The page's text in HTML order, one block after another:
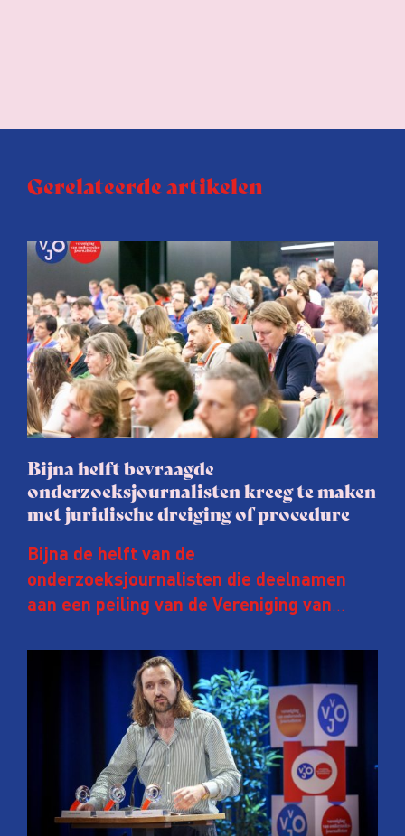
Gerelateerde artikelen
Bijna helft bevraagde
onderzoeksjournalisten kreeg te maken
met juridische dreiging of procedure
Bijna de helft van de
onderzoeksjournalisten die deelnamen
aan een peiling van de Vereniging van
afgelopen twee jaar te maken met
juridische dreiging of een juridische
procedure rond het eigen werk. Dat kost
journalisten tijd, ook ervaren zij stress en
soms worden publicaties aangepast of
gaat de hele publicatie zelfs niet door.